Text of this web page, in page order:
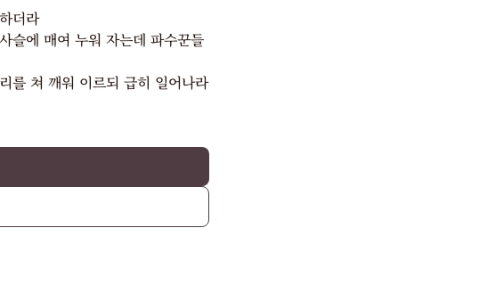
더라
슬에 매여 누워 자는데 파수꾼들
를 쳐 깨워 이르되 급히 일어나라